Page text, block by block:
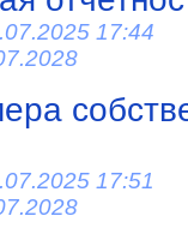
17:44
17:51